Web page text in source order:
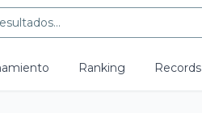
Ranking Records